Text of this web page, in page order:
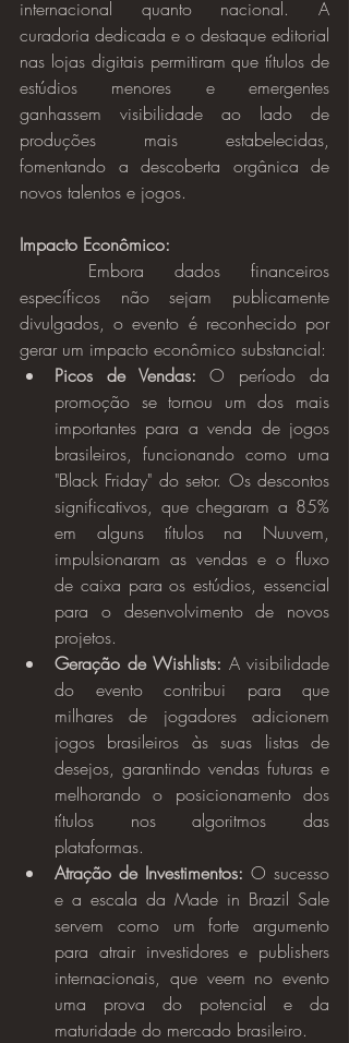
internacional quanto nacional. A
curadoria dedicada e o destaque editorial
nas lojas digitais permitiram que títulos de
estúdios menores e emergentes
ganhassem visibilidade ao lado de
produções mais estabelecidas,
fomentando a descoberta orgânica de
novos talentos e jogos.
Impacto Econômico:
específicos não sejam publicamente
divulgados, o evento é reconhecido por
gerar um impacto econômico substancial:
Picos de Vendas: O período da
promoção se tornou um dos mais
importantes para a venda de jogos
brasileiros, funcionando como uma
"Black Friday" do setor. Os descontos
significativos, que chegaram a 85%
em alguns títulos na Nuuvem,
impulsionaram as vendas e o fluxo
de caixa para os estúdios, essencial
para o desenvolvimento de novos
projetos.
Geração de Wishlists: A visibilidade
do evento contribui para que
milhares de jogadores adicionem
jogos brasileiros às suas listas de
desejos, garantindo vendas futuras e
melhorando o posicionamento dos
títulos nos algoritmos das
plataformas.
Atração de Investimentos: O sucesso
e a escala da Made in Brazil Sale
servem como um forte argumento
para atrair investidores e publishers
internacionais, que veem no evento
uma prova do potencial e da
maturidade do mercado brasileiro.